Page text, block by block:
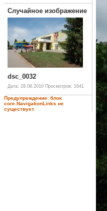
Случайное изображение
dsc_0032
Дата: 28.06.2010 Просмотров: 1641
Предупреждение: блок
core.NavigationLinks не
существует.